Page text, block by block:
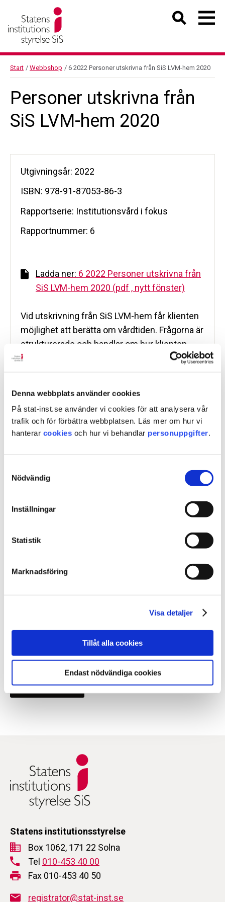
Denna webbplats använder cookies
På stat-inst.se använder vi cookies för att analysera vår
trafik och för förbättra webbplatsen. Läs mer om hur vi
hanterar cookies och hur vi behandlar personuppgifter.
Nödvändig
Inställningar
Statistik
Marknadsföring
Visa detaljer
Tillåt alla cookies
Endast nödvändiga cookies
Start / Webbshop / 6 2022 Personer utskrivna från SiS LVM-hem 2020
Personer utskrivna från
SiS LVM-hem 2020
Utgivningsår: 2022
ISBN: 978-91-87053-86-3
Rapportserie: Institutionsvård i fokus
Rapportnummer: 6
Ladda ner: 6 2022 Personer utskrivna från
SiS LVM-hem 2020 (pdf , nytt fönster)
Vid utskrivning från SiS LVM-hem får klienten
möjlighet att berätta om vårdtiden. Frågorna är
strukturerade och handlar om hur klienten
upplevt tiden på LVM-hemmet; vad som har
varit bra och dåligt, vad som har förändrats
efter utskrivning från SiS. Syftet med denna
tabellsammanställning är att ge en
övergripande bild av hur klienterna upplevde
fick under placeringen. I denna
intervjuade klienter som blivit utskrivna från
hemmet.
Tabellsammanställningen är framtagen vid
Sidan uppdateradmåndag 28 november 2022
Dela sidan med andra
Facebook X E-post
Kopiera URL
Statens institutionsstyrelse
Box 1062, 171 22 Solna
Tel 010-453 40 00
Fax 010-453 40 50
registrator@stat-inst.se